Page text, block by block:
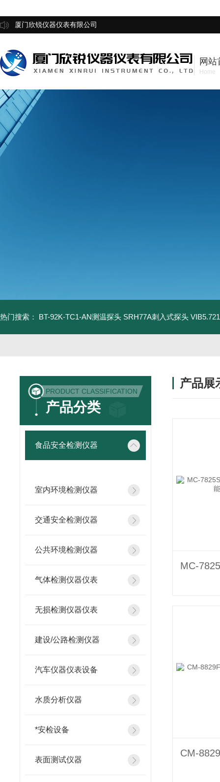
厦门欣锐仪器仪表有限公司
网站
Home
热门搜索： BT-92K-TC1-AN测温探头 SRH77A刺入式探头
PRODUCT CLASSIFICATION
产品分类
食品安全检测仪器
室内环境检测仪器
交通安全检测仪器
公共环境检测仪器
气体检测仪器仪表
无损检测仪器仪表
建设/公路检测仪器
汽车仪器仪表设备
水质分析仪器
*安检设备
表面测试仪器
产品展